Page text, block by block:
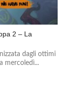
2 – La
dagli ottimi
mercoledì...